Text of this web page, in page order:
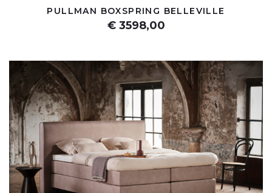
PULLMAN BOXSPRING BELLEVILLE
€ 3598,00